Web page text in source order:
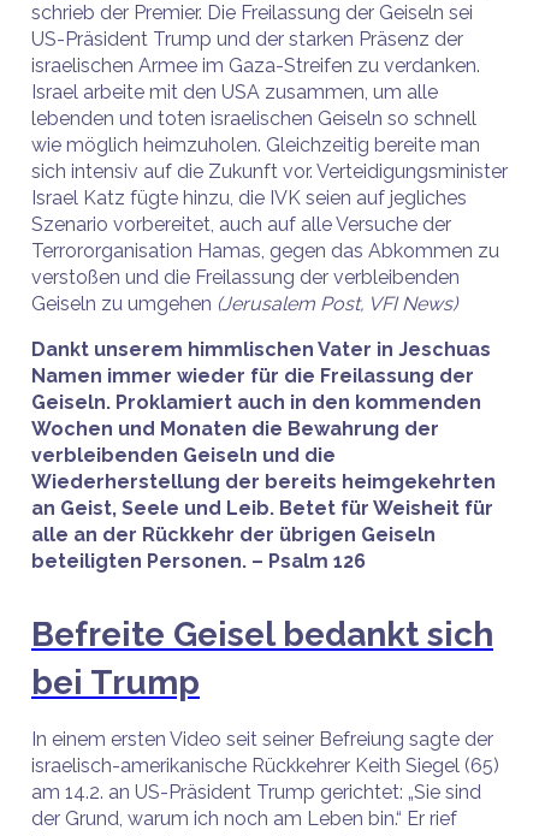
schrieb der Premier. Die Freilassung der Geiseln sei
US-Präsident Trump und der starken Präsenz der
israelischen Armee im Gaza-Streifen zu verdanken.
Israel arbeite mit den USA zusammen, um alle
lebenden und toten israelischen Geiseln so schnell
wie möglich heimzuholen. Gleichzeitig bereite man
sich intensiv auf die Zukunft vor. Verteidigungsminister
Israel Katz fügte hinzu, die IVK seien auf jegliches
Szenario vorbereitet, auch auf alle Versuche der
Terrororganisation Hamas, gegen das Abkommen zu
verstoßen und die Freilassung der verbleibenden
Geiseln zu umgehen (Jerusalem Post, VFI News)
Dankt unserem himmlischen Vater in Jeschuas
Namen immer wieder für die Freilassung der
Geiseln. Proklamiert auch in den kommenden
Wochen und Monaten die Bewahrung der
verbleibenden Geiseln und die
Wiederherstellung der bereits heimgekehrten
an Geist, Seele und Leib. Betet für Weisheit für
alle an der Rückkehr der übrigen Geiseln
beteiligten Personen. – Psalm 126
Befreite Geisel bedankt sich
bei Trump
In einem ersten Video seit seiner Befreiung sagte der
israelisch-amerikanische Rückkehrer Keith Siegel (65)
am 14.2. an US-Präsident Trump gerichtet: „Sie sind
der Grund, warum ich noch am Leben bin.“ Er rief